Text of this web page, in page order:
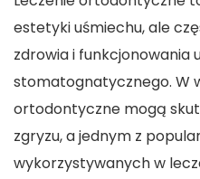
estetyki uśmiechu, ale
zdrowia i funkcjonowania
stomatognatycznego. W
ortodontyczne mogą
zgryzu, a jednym z
wykorzystywanych w